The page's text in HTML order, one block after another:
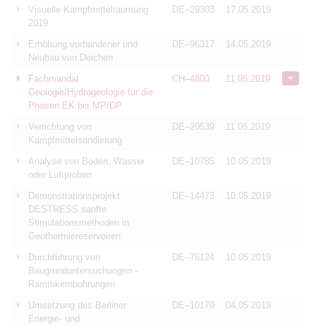
Visuelle Kampfmittelräumung
2019
DE–29303 17.05.2019
Erhöhung vorhandener und
Neubau von Deichen
DE–96317 14.05.2019
Fachmandat
Geologie/Hydrogeologie für die
Phasen EK bis MP/DP
CH–4800 11.05.2019
Verrichtung von
Kampfmittelsondierung
DE–20539 11.05.2019
Analyse von Boden, Wasser
oder Luftproben
DE–10785 10.05.2019
Demonstrationsprojekt
DESTRESS sanfte
Stimulationsmethoden in
Geothermiereservoiren
DE–14473 10.05.2019
Durchführung von
Baugrunduntersuchungen -
Rammkernbohrungen
DE–76124 10.05.2019
Umsetzung des Berliner
Energie- und
DE–10179 04.05.2019